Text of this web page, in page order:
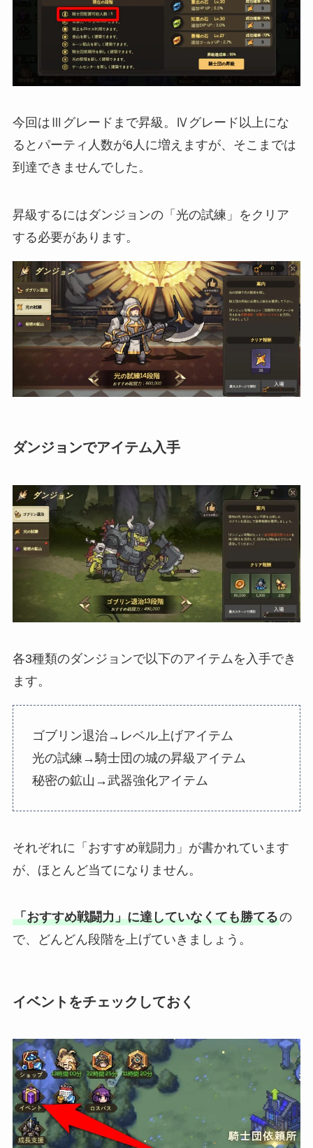
今回はⅢグレードまで昇級。Ⅳグレード以上にな
るとパーティ人数が6人に増えますが、そこまでは
到達できませんでした。
昇級するにはダンジョンの「光の試練」をクリア
する必要があります。
ダンジョンでアイテム入手
各3種類のダンジョンで以下のアイテムを入手でき
ます。
ゴブリン退治→レベル上げアイテム
光の試練→騎士団の城の昇級アイテム
秘密の鉱山→武器強化アイテム
それぞれに「おすすめ戦闘力」が書かれています
が、ほとんど当てになりません。
「おすすめ戦闘力」に達していなくても勝てるの
で、どんどん段階を上げていきましょう。
イベントをチェックしておく